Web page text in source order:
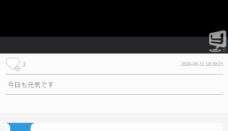
2 2026-05-31 18:39:23
今日も元気です